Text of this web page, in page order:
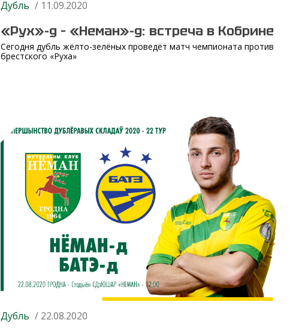
Дубль / 11.09.2020
«Рух»-д – «Неман»-д: встреча в Кобрине
Сегодня дубль жёлто-зелёных проведёт матч чемпионата против
брестского «Руха»
Дубль / 22.08.2020